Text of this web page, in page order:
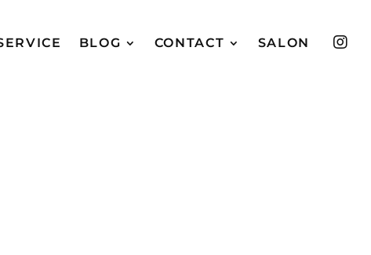
BLOG CONTACT SALON 